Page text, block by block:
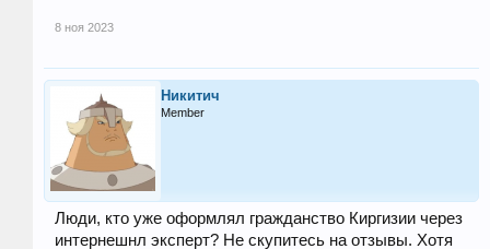
8 ноя 2023
Никитич
Member
Люди, кто уже оформлял гражданство Киргизии через
интернешнл эксперт? Не скупитесь на отзывы. Хотя